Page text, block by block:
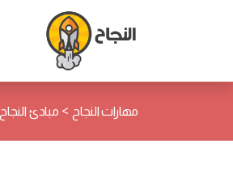
مهارات النجاح > مبادئ النجاح